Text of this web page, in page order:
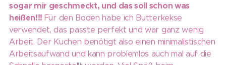
sogar mir geschmeckt, und das soll schon was
heißen!!! Für den Boden habe ich Butterkekse
verwendet, das passte perfekt und war ganz wenig
Arbeit. Der Kuchen benötigt also einen minimalistischen
Arbeitsaufwand und kann problemlos auch mal auf die